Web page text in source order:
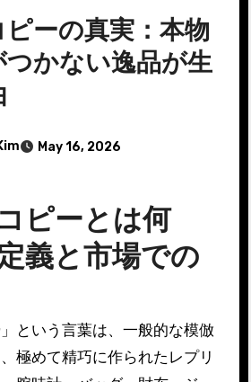
ーの真実：本物
つかない逸品が生
May 16, 2026
ピーとは何
義と市場での
」という言葉は、一般的な模倣
極めて精巧に作られたレプリ